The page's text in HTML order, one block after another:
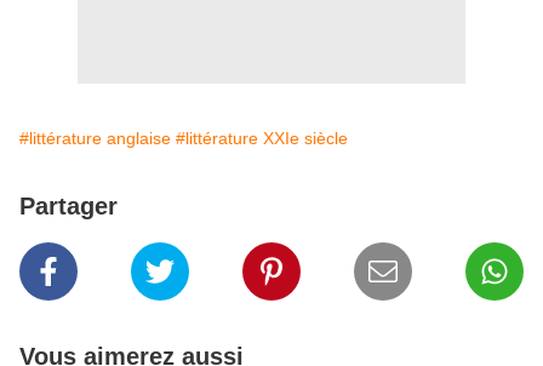
#littérature anglaise #littérature XXIe siècle
Partager
Vous aimerez aussi